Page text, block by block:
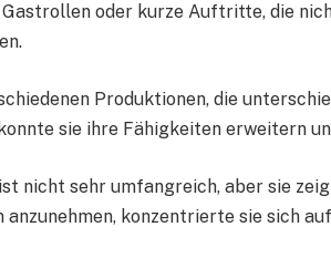
oder kurze Auftritte, die
Produktionen, die
sie ihre Fähigkeiten erweitern
nicht sehr umfangreich, aber sie
konzentrierte sie sich